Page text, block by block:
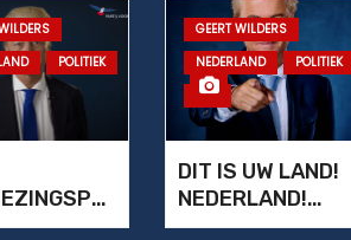
POLITIEK
2025
GEERT WILDERS
NEDERLAND
POLITIEK
PVV
DIT IS UW LAND!
NEDERLAND!
VERKIEZINGSPR